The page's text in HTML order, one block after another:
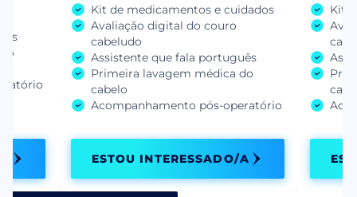
Kit de medicamentos e cuidados
Avaliação digital do couro
cabeludo
Assistente que fala português
Primeira lavagem médica do
cabelo
Acompanhamento pós-operatório
ESTOU INTERESSADO/A
Kit